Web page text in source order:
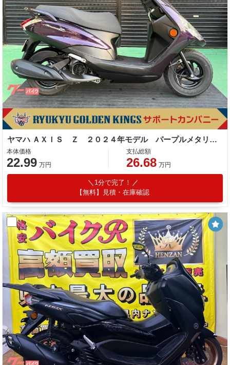
ヤマハ ＡＸＩＳ Ｚ ２０２４年モデル パープルメタリック１
本体価格
22.99 万円
支払総額
26.68 万円
1分で完了！
【無料】見積・在庫確認